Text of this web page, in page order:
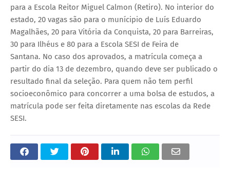
para a Escola Reitor Miguel Calmon (Retiro). No interior do
estado, 20 vagas são para o munícipio de Luís Eduardo
Magalhães, 20 para Vitória da Conquista, 20 para Barreiras,
30 para Ilhéus e 80 para a Escola SESI de Feira de
Santana. No caso dos aprovados, a matrícula começa a
partir do dia 13 de dezembro, quando deve ser publicado o
resultado final da seleção. Para quem não tem perfil
socioeconômico para concorrer a uma bolsa de estudos, a
matrícula pode ser feita diretamente nas escolas da Rede
SESI.